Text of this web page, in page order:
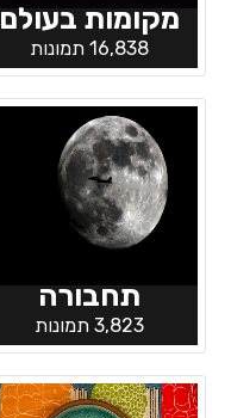
מקומות בעולם
16,838 תמונות
תחבורה
3,823 תמונות